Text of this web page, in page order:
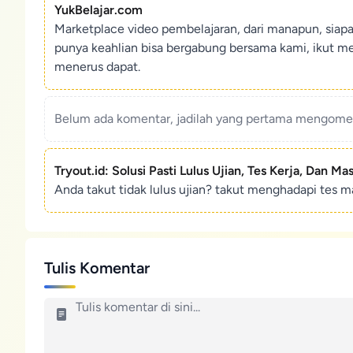
YukBelajar.com
Marketplace video pembelajaran, dari manapun,
punya keahlian bisa bergabung bersama kami, ikut
menerus dapat.
Belum ada komentar, jadilah yang pertama
Tryout.id: Solusi Pasti Lulus Ujian, Tes Kerja, Dan
Anda takut tidak lulus ujian? takut menghadapi tes
Tulis Komentar